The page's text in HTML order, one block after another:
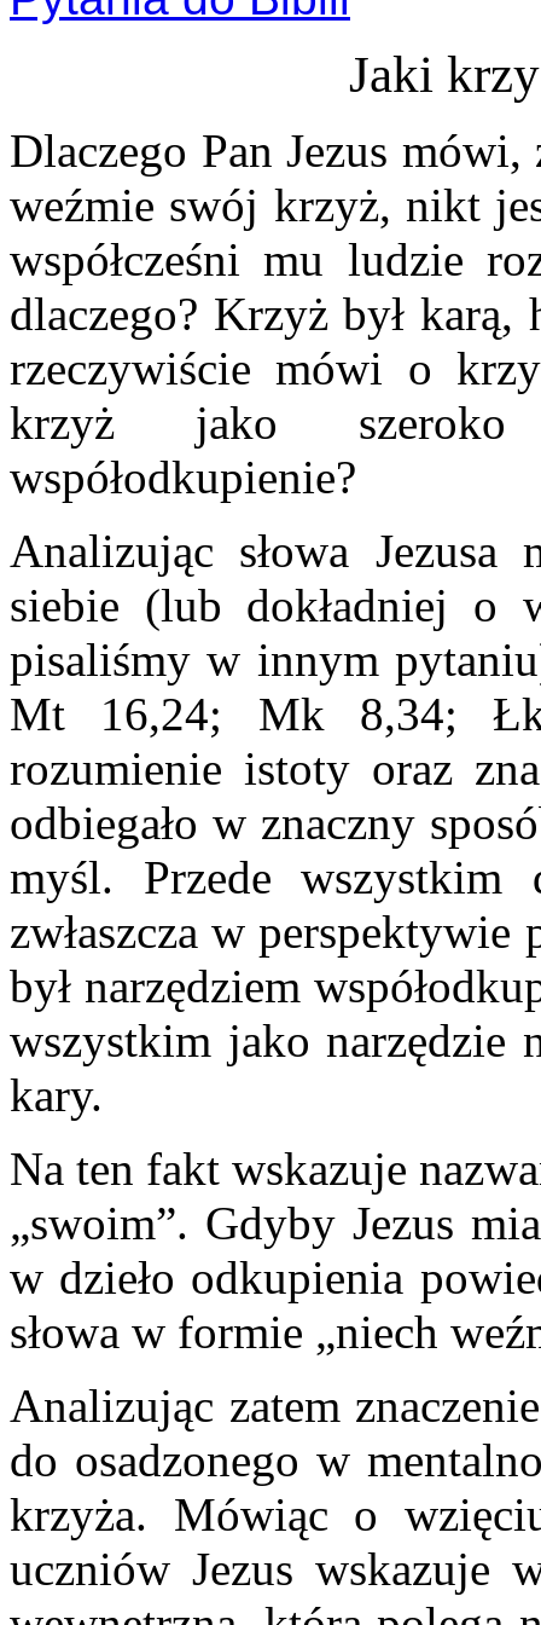
Jaki
Dlaczego Pan Jezus
weźmie swój krzyż, nikt
współcześni mu ludzie
dlaczego? Krzyż był
rzeczywiście mówi o
krzyż jako szeroko
współodkupienie?
Analizując słowa Jezusa
siebie (lub dokładniej o
pisaliśmy w innym
Mt 16,24; Mk 8,34; Łk
rozumienie istoty oraz
odbiegało w znaczny
myśl. Przede wszystkim
zwłaszcza w
był narzędziem
wszystkim jako narzędzie
kary.
Na ten fakt wskazuje
„swoim”. Gdyby Jezus
w dzieło odkupienia
słowa w formie „niech
Analizując zatem
do osadzonego w
krzyża. Mówiąc o
uczniów Jezus wskazuje